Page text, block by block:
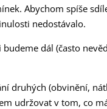
Abychom spíše
nedostávalo.
dál (často
druhých (obvinění,
udržovat v tom, co